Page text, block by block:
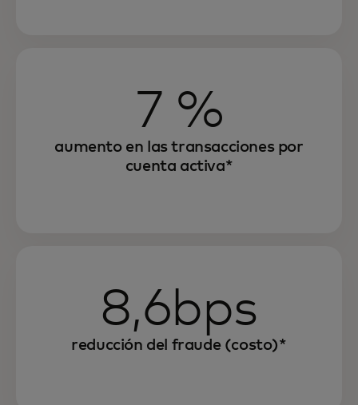
7 %
aumento en las transacciones por
cuenta activa*
8,6bps
reducción del fraude (costo)*